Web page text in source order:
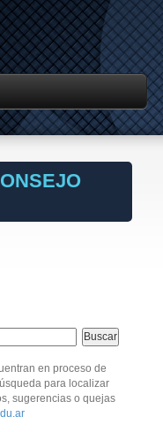
en proceso de
para localizar
sugerencias o quejas